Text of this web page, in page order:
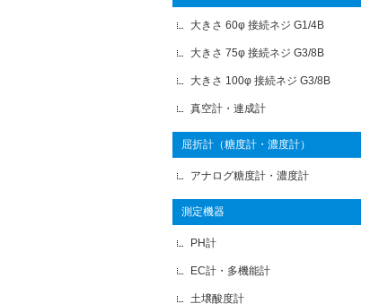
大きさ 60φ 接続ネジ G1/4B
大きさ 75φ 接続ネジ G3/8B
大きさ 100φ 接続ネジ G3/8B
真空計・連成計
屈折計（糖度計・濃度計）
アナログ糖度計・濃度計
測定機器
PH計
EC計・多機能計
土壌酸度計